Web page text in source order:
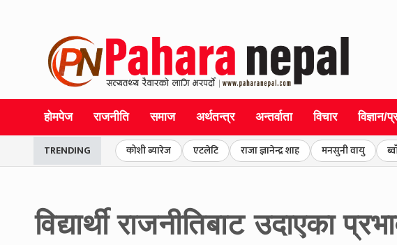
होमपेज राजनीति समाज अर्थतन्त्र अन्तर्वाता विचार विज्ञान/
TRENDING कोशी ब्यारेज एटलेटि राजा ज्ञानेन्द्र शाह मनसुनी वायु
विद्यार्थी राजनीतिबाट उदाएका